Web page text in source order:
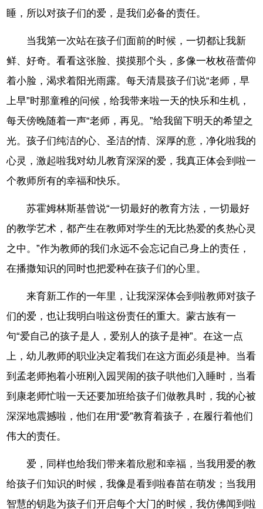
睡，所以对孩子们的爱，是我们必备的责任。
当我第一次站在孩子们面前的时候，一切都让我新
鲜、好奇。看看这张脸、摸摸那个头，多像一枚枚蓓蕾仰
着小脸，渴求着阳光雨露。每天清晨孩子们说“老师，早
上早”时那童稚的问候，给我带来啦一天的快乐和生机，
每天傍晚随着一声“老师，再见。”给我留下明天的希望之
光。孩子们纯洁的心、圣洁的情、深厚的意，净化啦我的
心灵，激起啦我对幼儿教育深深的爱，我真正体会到啦一
个教师所有的幸福和快乐。
苏霍姆林斯基曾说“一切最好的教育方法，一切最好
的教学艺术，都产生在教师对学生的无比热爱的炙热心灵
之中。”作为教师的我们永远不会忘记自己身上的责任，
在播撒知识的同时也把爱种在孩子们的心里。
来育新工作的一年里，让我深深体会到啦教师对孩子
们的爱，也让我明白啦这份责任的重大。蒙古族有一
句“爱自己的孩子是人，爱别人的孩子是神”。在这一点
上，幼儿教师的职业决定着我们在这方面必须是神。当看
到孟老师抱着小班刚入园哭闹的孩子哄他们入睡时，当看
到康老师忙啦一天还要加班给孩子们做教具时，我的心被
深深地震撼啦，他们在用“爱”教育着孩子，在履行着他们
伟大的责任。
爱，同样也给我们带来着欣慰和幸福，当我用爱的教
给孩子们知识的时候，我像是看到啦春苗在萌发；当我用
智慧的钥匙为孩子们开启每个大门的时候，我仿佛闻到啦